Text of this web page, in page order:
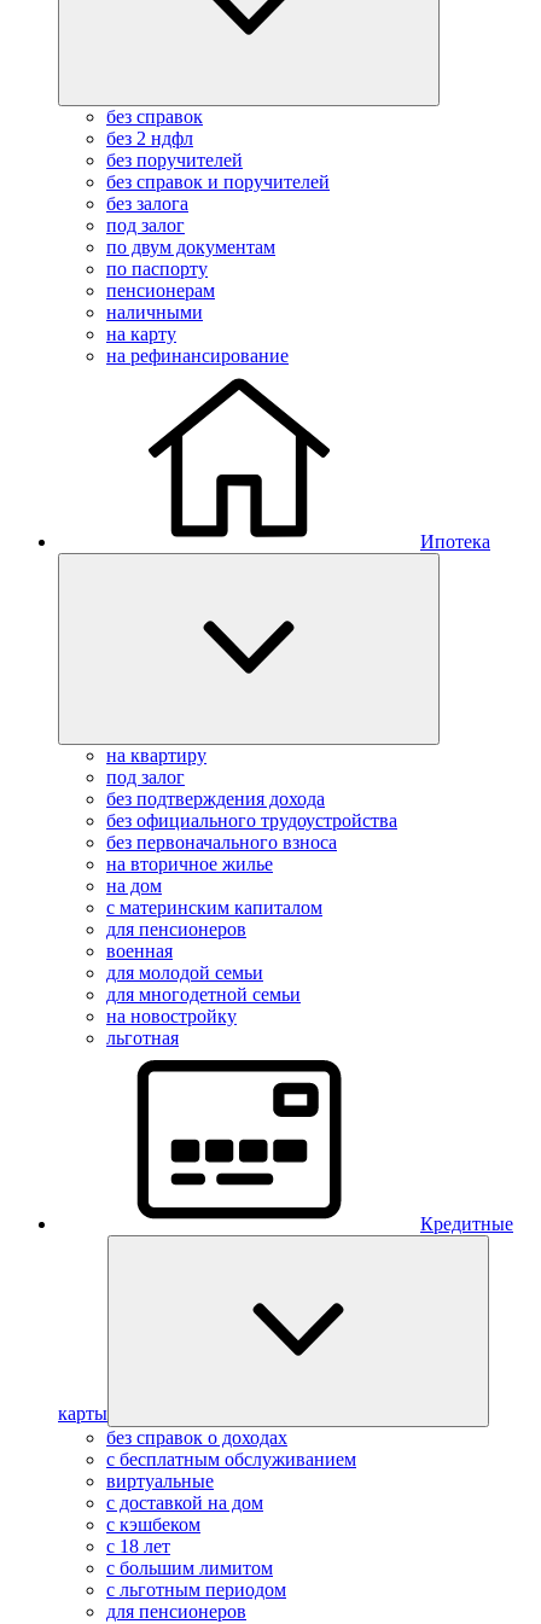
без справок
без 2 ндфл
без поручителей
без справок и поручителей
без залога
под залог
по двум документам
по паспорту
пенсионерам
наличными
на карту
на рефинансирование
Ипотека
на квартиру
под залог
без подтверждения дохода
без официального трудоустройства
без первоначального взноса
на вторичное жилье
на дом
с материнским капиталом
для пенсионеров
военная
для молодой семьи
для многодетной семьи
на новостройку
льготная
Кредитные
карты
без справок о доходах
с бесплатным обслуживанием
виртуальные
с доставкой на дом
с кэшбеком
с 18 лет
с большим лимитом
с льготным периодом
для пенсионеров